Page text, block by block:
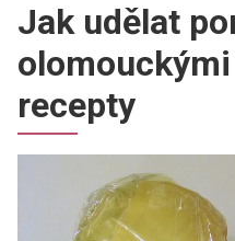
Jak udělat
recepty